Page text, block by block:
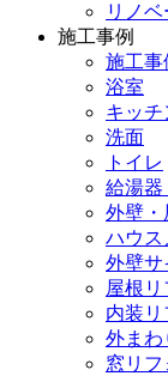
リノ
施工事例
施工事
浴室
キッチ
洗面
トイレ
給湯器
外壁・
ハウス
外壁サ
屋根リ
内装リ
外まわ
窓リフ